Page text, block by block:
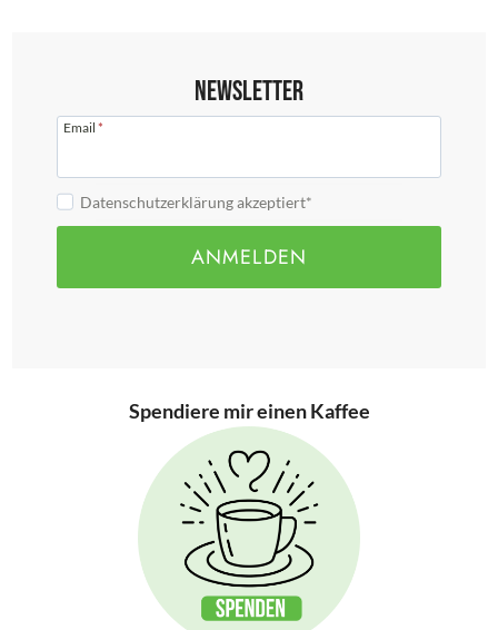
Newsletter
Email *
Datenschutzerklärung akzeptiert*
ANMELDEN
Spendiere mir einen Kaffee